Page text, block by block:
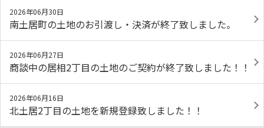
2026年06月30日
南土居町の土地のお引渡し・決済が終了致しました。
2026年06月27日
商談中の居相2丁目の土地のご契約が終了致しました！！
2026年06月16日
北土居2丁目の土地を新規登録致しました！！